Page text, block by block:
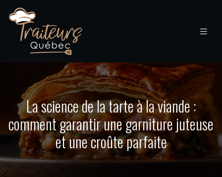
La science de la tarte à la viande :
comment garantir une garniture juteuse
et une croûte parfaite